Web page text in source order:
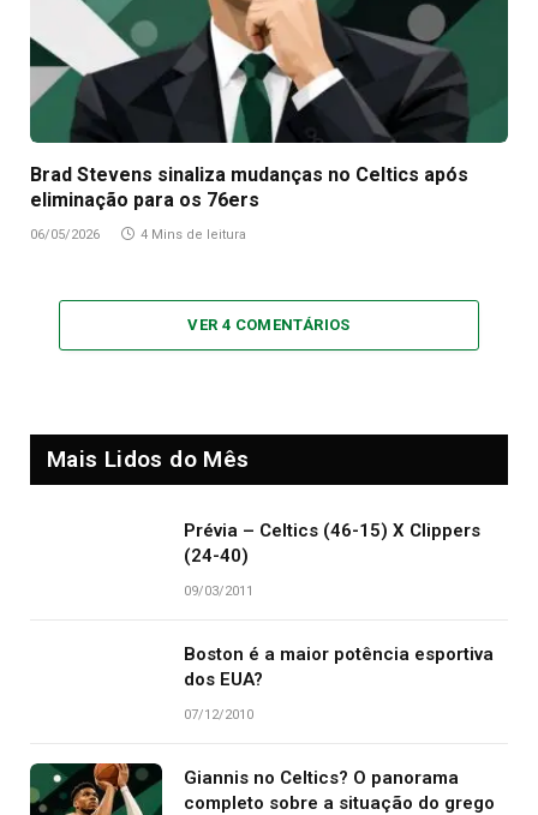
Brad Stevens sinaliza mudanças no Celtics após
eliminação para os 76ers
06/05/2026 4 Mins de leitura
VER 4 COMENTÁRIOS
Mais Lidos do Mês
Prévia – Celtics (46-15) X Clippers
(24-40)
09/03/2011
Boston é a maior potência esportiva
dos EUA?
07/12/2010
Giannis no Celtics? O panorama
completo sobre a situação do grego